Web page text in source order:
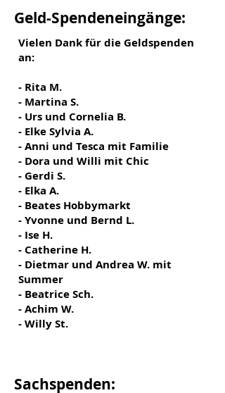
Geld-Spendeneingänge:
Vielen Dank für die Geldspenden
an:
- Rita M.
- Martina S.
- Urs und Cornelia B.
- Elke Sylvia A.
- Anni und Tesca mit Familie
- Dora und Willi mit Chic
- Gerdi S.
- Elka A.
- Beates Hobbymarkt
- Yvonne und Bernd L.
- Ise H.
- Catherine H.
- Dietmar und Andrea W. mit
Summer
- Beatrice Sch.
- Achim W.
- Willy St.
Sachspenden: